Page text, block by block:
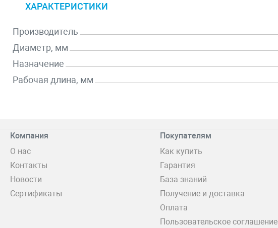
ХАРАКТЕРИСТИКИ
Производитель
Диаметр, мм
Назначение
Рабочая длина, мм
Компания
О нас
Контакты
Новости
Сертификаты
Покупателям
Как купить
Гарантия
База знаний
Получение и доставка
Оплата
Пользовательское соглашение